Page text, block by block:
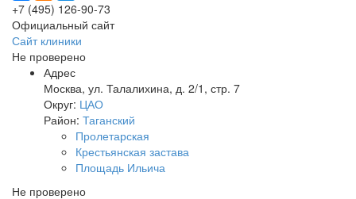
+7 (495) 126-90-73
Официальный сайт
Сайт клиники
Не проверено
Адрес
Москва, ул. Талалихина, д. 2/1, стр. 7
Округ: ЦАО
Район: Таганский
Пролетарская
Крестьянская застава
Площадь Ильича
Не проверено